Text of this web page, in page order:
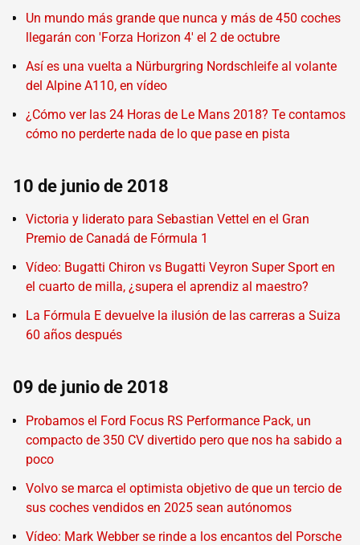
Un mundo más grande que nunca y más de 450 coches
llegarán con 'Forza Horizon 4' el 2 de octubre
Así es una vuelta a Nürburgring Nordschleife al volante
del Alpine A110, en vídeo
¿Cómo ver las 24 Horas de Le Mans 2018? Te contamos
cómo no perderte nada de lo que pase en pista
10 de junio de 2018
Victoria y liderato para Sebastian Vettel en el Gran
Premio de Canadá de Fórmula 1
Vídeo: Bugatti Chiron vs Bugatti Veyron Super Sport en
el cuarto de milla, ¿supera el aprendiz al maestro?
La Fórmula E devuelve la ilusión de las carreras a Suiza
60 años después
09 de junio de 2018
Probamos el Ford Focus RS Performance Pack, un
compacto de 350 CV divertido pero que nos ha sabido a
poco
Volvo se marca el optimista objetivo de que un tercio de
sus coches vendidos en 2025 sean autónomos
Vídeo: Mark Webber se rinde a los encantos del Porsche